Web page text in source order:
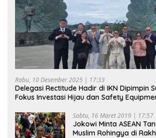
Rabu, 10 Desember 2025 | 17:33
Delegasi Rectitude Hadir di IKN Dipimpin
Fokus Investasi Hijau dan Safety
Sabtu, 16 Maret 2019 | 17:57
Jokowi Minta ASEAN
Muslim Rohingya di